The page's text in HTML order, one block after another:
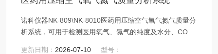
诺科仪器NK-809\NK-8010医药用压缩空气氧气氮气质量分
析系统，可用于检测医用氧气、氮气的纯度及水分、CO、
更新日期： 2026-07-10
型号：